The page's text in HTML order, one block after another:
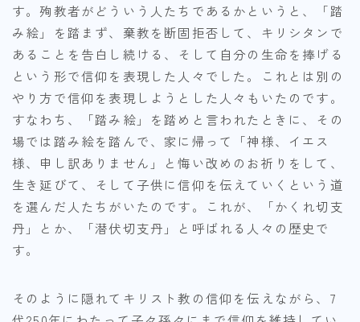
す。殉教者がどういう人たちであるかというと、「踏
み絵」を踏まず、棄教を断固拒否して、キリシタンで
あることを告白し続ける、そして自分の生命を捧げる
という形で信仰を表現した人々でした。これとは別の
やり方で信仰を表現しようとした人々もいたのです。
すなわち、「踏み絵」を踏めと言われたときに、その
場では踏み絵を踏んで、家に帰って「神様、イエス
様、申し訳ありません」と悔い改めのお祈りをして、
生き延びて、そして子供に信仰を伝えていくという道
を選んだ人たちがいたのです。これが、「かくれ切支
丹」とか、「潜伏切支丹」と呼ばれる人々の歴史で
す。
そのように隠れてキリスト教の信仰を伝えながら、7